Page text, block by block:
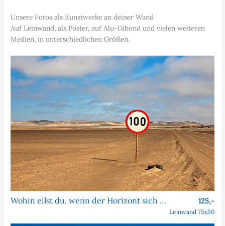
Unsere Fotos als Kunstwerke an deiner Wand
Auf Leinwand, als Poster, auf Alu-Dibond und vielen weiteren
Medien, in unterschiedlichen Größen.
Wohin eilst du, wenn der Horizont sich nie nähert? 125,-
Leinwand 75x50